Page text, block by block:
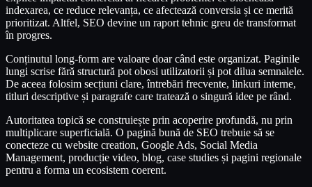
indexarea, ce reduce relevanța, ce afectează conversia și ce merită
prioritizat. Altfel, SEO devine un raport tehnic greu de transformat
în progres.
Conținutul long-form are valoare doar când este organizat. Paginile
lungi scrise fără structură pot obosi utilizatorii și pot dilua semnalele.
De aceea folosim secțiuni clare, întrebări frecvente, linkuri interne,
titluri descriptive și paragrafe care tratează o singură idee pe rând.
Autoritatea topică se construiește prin acoperire profundă, nu prin
multiplicare superficială. O pagină bună de SEO trebuie să se
conecteze cu website creation, Google Ads, Social Media
Management, producție video, blog, case studies și pagini regionale
pentru a forma un ecosistem coerent.